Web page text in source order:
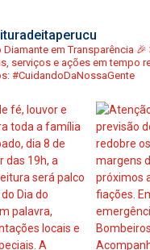
Diamante em Transparência 🎉
serviços e ações em tempo
#CuidandoDaNossaGente